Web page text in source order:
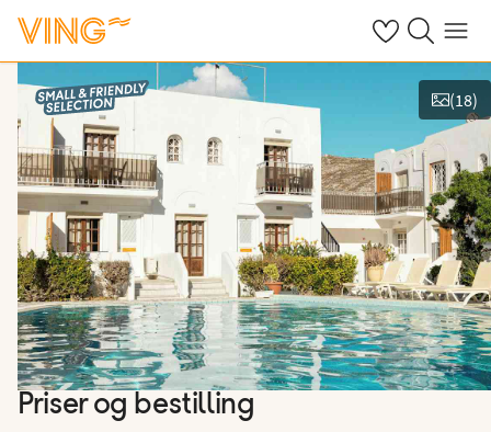
Se dine sparte
Søk påMeny
Vis bilder
(18)
Priser og bestilling